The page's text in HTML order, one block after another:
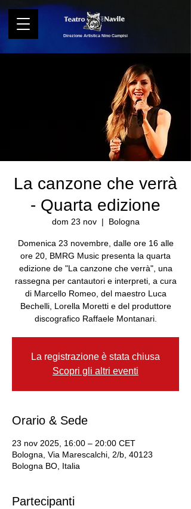
Direzione Artistica Nino Campisi
La canzone che verrà
- Quarta edizione
dom 23 nov
  |
Bologna
Domenica 23 novembre, dalle ore 16 alle
ore 20, BMRG Music presenta la quarta
edizione de "La canzone che verrà", una
rassegna per cantautori e interpreti, a cura
di Marcello Romeo, del maestro Luca
Bechelli, Lorella Moretti e del produttore
discografico Raffaele Montanari.
La registrazione è stata chiusa
Scopri gli altri eventi
Orario & Sede
23 nov 2025, 16:00 – 20:00 CET
Bologna, Via Marescalchi, 2/b, 40123
Bologna BO, Italia
Partecipanti